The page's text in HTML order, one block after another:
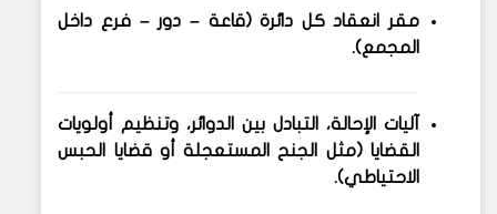
مقر انعقاد كل دائرة (قاعة – دور – فرع داخل
المجمع).
آليات الإحالة، التبادل بين الدوائر، وتنظيم أولويات
القضايا (مثل الجنح المستعجلة أو قضايا الحبس
الاحتياطي).